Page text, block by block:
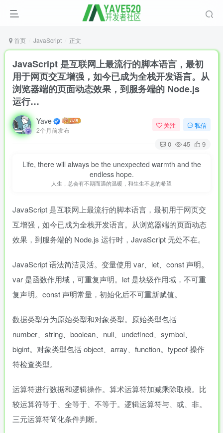
首页 JavaScript 正文
JavaScript 是互联网上最流行的脚本语言，最初
用于网页交互增强，如今已成为全栈开发语言。从
浏览器端的页面动态效果，到服务端的 Node.js
运行…
Yave
2个月前发布
关注 私信
0 45 9
Life, there will always be the unexpected warmth and the
endless hope.
人生，总会有不期而遇的温暖，和生生不息的希望
JavaScript 是互联网上最流行的脚本语言，最初用于网页交
互增强，如今已成为全栈开发语言。从浏览器端的页面动态
效果，到服务端的 Node.js 运行时，JavaScript 无处不在。
JavaScript 语法简洁灵活。变量使用 var、let、const 声明。
var 是函数作用域，可重复声明。let 是块级作用域，不可重
复声明。const 声明常量，初始化后不可重新赋值。
数据类型分为原始类型和对象类型。原始类型包括
number、string、boolean、null、undefined、symbol、
bigint。对象类型包括 object、array、function。typeof 操作
符检查类型。
运算符进行数据和逻辑操作。算术运算符加减乘除取模。比
较运算符等于、全等于、不等于。逻辑运算符与、或、非。
三元运算符简化条件判断。